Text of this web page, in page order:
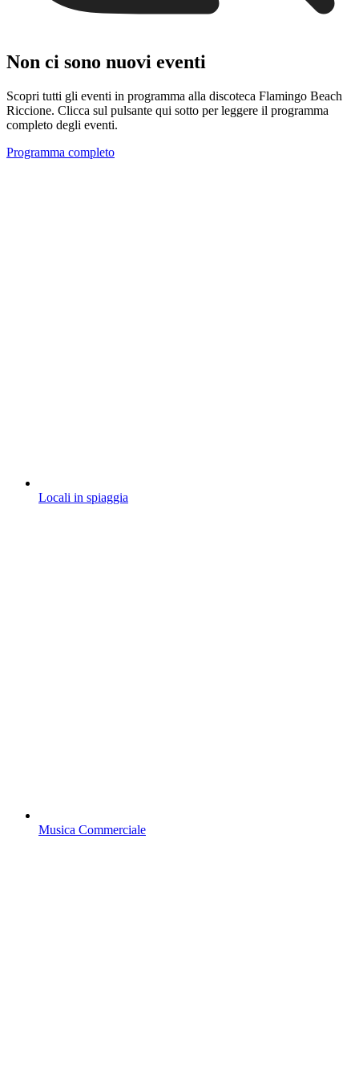
Non ci sono nuovi eventi
Scopri tutti gli eventi in programma alla discoteca Flamingo Beach
Riccione. Clicca sul pulsante qui sotto per leggere il programma
completo degli eventi.
Programma completo
Locali in spiaggia
Musica Commerciale